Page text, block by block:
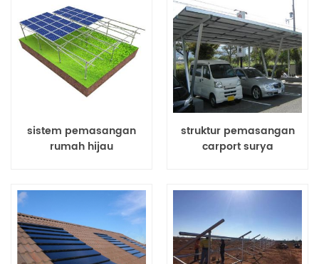
sistem pemasangan
rumah hijau
struktur pemasangan
carport surya